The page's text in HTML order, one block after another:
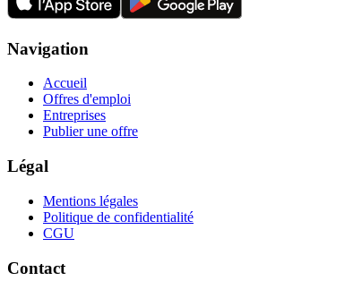
Navigation
Accueil
Offres d'emploi
Entreprises
Publier une offre
Légal
Mentions légales
Politique de confidentialité
CGU
Contact